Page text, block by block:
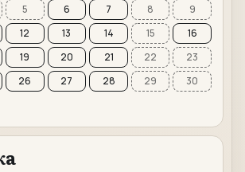
5 6 7 8
9
12 13 14 15
16
19 20 21 22
23
26 27 28 29
30